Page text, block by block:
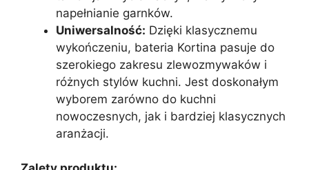
napełnianie garnków.
Uniwersalność: Dzięki klasycznemu
wykończeniu, bateria Kortina pasuje do
szerokiego zakresu zlewozmywaków i
różnych stylów kuchni. Jest doskonałym
wyborem zarówno do kuchni
nowoczesnych, jak i bardziej klasycznych
aranżacji.